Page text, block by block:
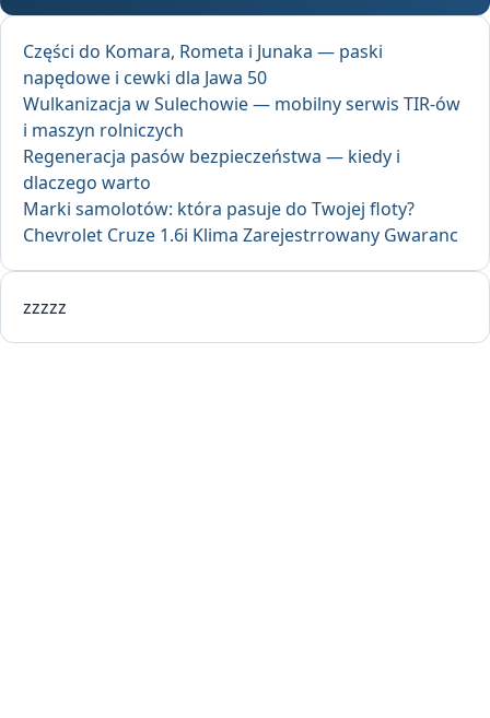
Części do Komara, Rometa i Junaka — paski
napędowe i cewki dla Jawa 50
Wulkanizacja w Sulechowie — mobilny serwis TIR-ów
i maszyn rolniczych
Regeneracja pasów bezpieczeństwa — kiedy i
dlaczego warto
Marki samolotów: która pasuje do Twojej floty?
Chevrolet Cruze 1.6i Klima Zarejestrrowany Gwaranc
zzzzz